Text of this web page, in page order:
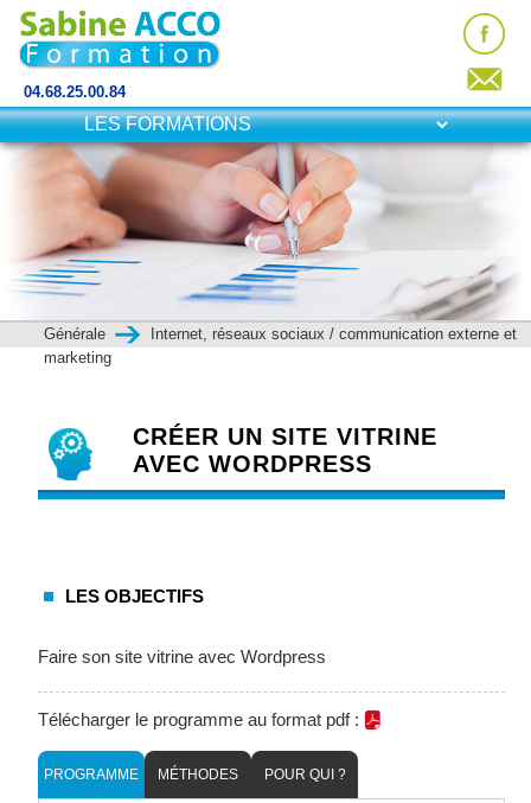
04.68.25.00.84
Générale
Internet, réseaux sociaux / communication externe et
marketing
CRÉER UN SITE VITRINE
AVEC WORDPRESS
LES OBJECTIFS
Faire son site vitrine avec Wordpress
Télécharger le programme au format pdf :
PROGRAMME MÉTHODES POUR QUI ?